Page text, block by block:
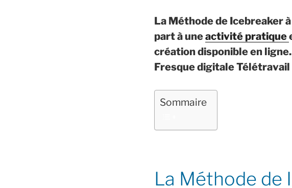
La Méthode de Icebreaker
part à uneactivité pratique
création disponible en
Fresque digitale Télétravail
Sommaire
La Méthode de